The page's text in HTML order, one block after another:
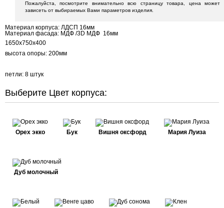
Пожалуйста, посмотрите внимательно всю страницу товара, цена может
зависеть от выбираемых Вами параметров изделия.
Материал корпуса: ЛДСП 16мм
Материал фасада: МДФ /3D МДФ 16мм
1650х750х400
высота опоры: 200мм
петли: 8 штук
Выберите Цвет корпуса:
Орех экко Бук Вишня оксфорд Мария Луиза
Дуб молочный